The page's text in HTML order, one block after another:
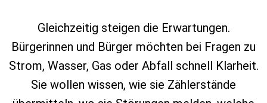
Gleichzeitig steigen die Erwartungen.
Bürgerinnen und Bürger möchten bei Fragen zu
Strom, Wasser, Gas oder Abfall schnell Klarheit.
Sie wollen wissen, wie sie Zählerstände